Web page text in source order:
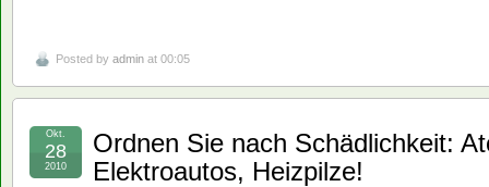
Posted by admin at 00:05
Ordnen Sie nach Schädlichkeit:
Elektroautos, Heizpilze!
Okt.
28
2010